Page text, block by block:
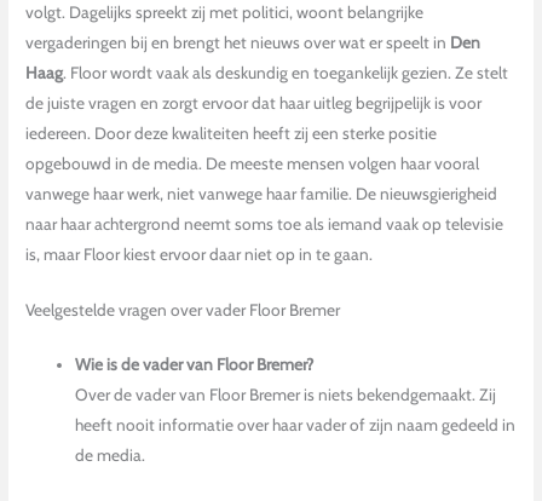
volgt. Dagelijks spreekt zij met politici, woont belangrijke
vergaderingen bij en brengt het nieuws over wat er speelt in Den
Haag. Floor wordt vaak als deskundig en toegankelijk gezien. Ze stelt
de juiste vragen en zorgt ervoor dat haar uitleg begrijpelijk is voor
iedereen. Door deze kwaliteiten heeft zij een sterke positie
opgebouwd in de media. De meeste mensen volgen haar vooral
vanwege haar werk, niet vanwege haar familie. De nieuwsgierigheid
naar haar achtergrond neemt soms toe als iemand vaak op televisie
is, maar Floor kiest ervoor daar niet op in te gaan.
Veelgestelde vragen over vader Floor Bremer
Wie is de vader van Floor Bremer?
Over de vader van Floor Bremer is niets bekendgemaakt. Zij
heeft nooit informatie over haar vader of zijn naam gedeeld in
de media.